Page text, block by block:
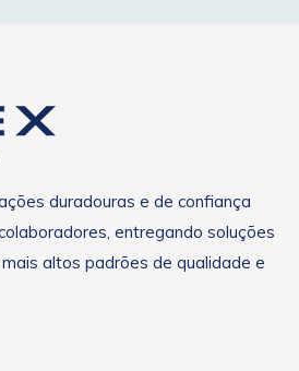
duradouras e de confiança
entregando soluções
altos padrões de qualidade e